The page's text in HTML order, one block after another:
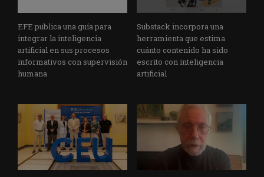
EFE publica una guía para
integrar la inteligencia
artificial en sus procesos
informativos con supervisión
humana
Substack incorpora una
herramienta que estima
cuánto contenido ha sido
escrito con inteligencia
artificial